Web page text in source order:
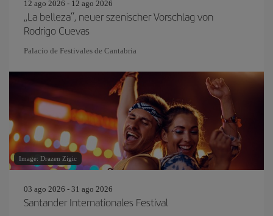
12 ago 2026 - 12 ago 2026
„La belleza“, neuer szenischer Vorschlag von
Rodrigo Cuevas
Palacio de Festivales de Cantabria
Image: Drazen Zigic
03 ago 2026 - 31 ago 2026
Santander Internationales Festival